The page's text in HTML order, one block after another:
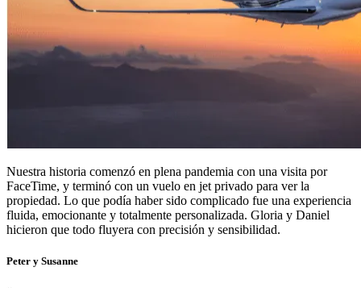
Nuestra historia comenzó en plena pandemia con una visita por
FaceTime, y terminó con un vuelo en jet privado para ver la
propiedad. Lo que podía haber sido complicado fue una experiencia
fluida, emocionante y totalmente personalizada. Gloria y Daniel
hicieron que todo fluyera con precisión y sensibilidad.
Peter y Susanne